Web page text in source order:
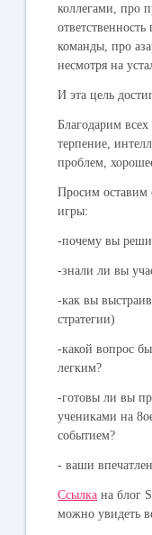
коллегами, про
команды, про
несмотря на
И эта цель
Благодарим
терпение,
проблем,
Просим оставим
игры:
-почему вы
-знали ли вы
-как вы
стратегии)
-какой вопрос
легким?
-готовы ли вы
учениками на
событием?
- ваши
Ссылка на блог
можно увидеть